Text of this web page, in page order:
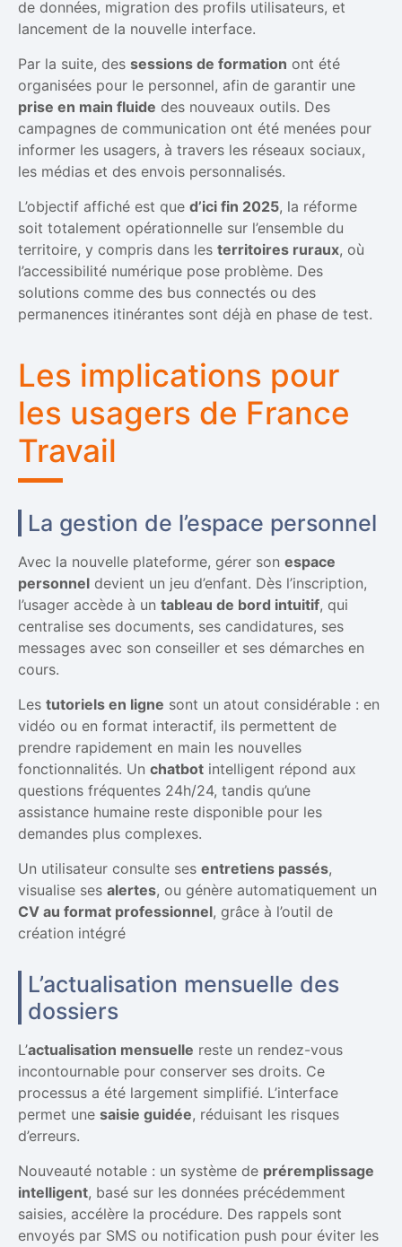
de données, migration des profils utilisateurs, et
lancement de la nouvelle interface.
Par la suite, des sessions de formation ont été
organisées pour le personnel, afin de garantir une
prise en main fluide des nouveaux outils. Des
campagnes de communication ont été menées pour
informer les usagers, à travers les réseaux sociaux,
les médias et des envois personnalisés.
L’objectif affiché est que d’ici fin 2025, la réforme
soit totalement opérationnelle sur l’ensemble du
territoire, y compris dans les territoires ruraux, où
l’accessibilité numérique pose problème. Des
solutions comme des bus connectés ou des
permanences itinérantes sont déjà en phase de test.
Les implications pour
les usagers de France
Travail
La gestion de l’espace personnel
Avec la nouvelle plateforme, gérer son espace
personnel devient un jeu d’enfant. Dès l’inscription,
l’usager accède à un tableau de bord intuitif, qui
centralise ses documents, ses candidatures, ses
messages avec son conseiller et ses démarches en
cours.
Les tutoriels en ligne sont un atout considérable : en
vidéo ou en format interactif, ils permettent de
prendre rapidement en main les nouvelles
fonctionnalités. Un chatbot intelligent répond aux
questions fréquentes 24h/24, tandis qu’une
assistance humaine reste disponible pour les
demandes plus complexes.
Un utilisateur consulte ses entretiens passés,
visualise ses alertes, ou génère automatiquement un
CV au format professionnel, grâce à l’outil de
création intégré
L’actualisation mensuelle des
dossiers
L’actualisation mensuelle reste un rendez-vous
incontournable pour conserver ses droits. Ce
processus a été largement simplifié. L’interface
permet une saisie guidée, réduisant les risques
d’erreurs.
Nouveauté notable : un système de préremplissage
intelligent, basé sur les données précédemment
saisies, accélère la procédure. Des rappels sont
envoyés par SMS ou notification push pour éviter les